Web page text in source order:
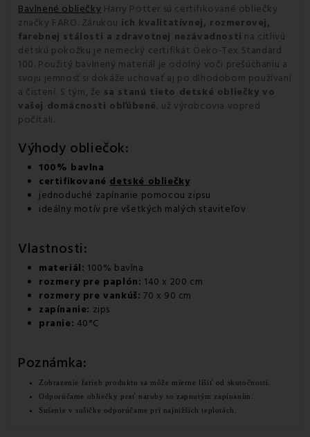
Bavlnené obliečky Harry Potter sú certifikované obliečky
značky FARO. Zárukou ich kvalitatívnej, rozmerovej,
farebnej stálosti a zdravotnej nezávadnosti na citlivú
detskú pokožku je nemecký certifikát Öeko-Tex Standard
100. Použitý bavlnený materiál je odolný voči prešúchaniu a
svoju jemnosť si dokáže uchovať aj po dlhodobom používaní
a čistení. S tým, že sa stanú tieto detské obliečky vo
vašej domácnosti obľúbené, už výrobcovia vopred
počítali.
Výhody obliečok:
100% bavlna
certifikované detské obliečky
jednoduché zapínanie pomocou zipsu
ideálny motív pre všetkých malých staviteľov
Vlastnosti:
materiál: 100% bavlna
rozmery pre paplón: 140 x 200 cm
rozmery pre vankúš: 70 x 90 cm
zapínanie: zips
pranie: 40°C
Poznámka:
Zobrazenie farieb produktu sa môže mierne líšiť od skutočnosti.
Odporúčame obliečky prať naruby so zapnutým zapínaním.
Sušenie v sušičke odporúčame pri najnižších teplotách.